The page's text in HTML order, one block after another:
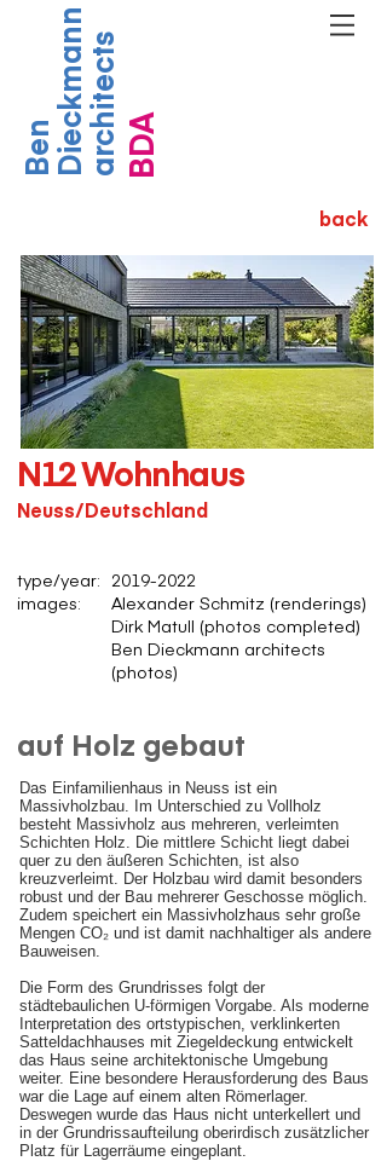
BenDieckmannarchitects BDA
back
N12 Wohnhaus
Neuss/Deutschland
type/year:
images:
2019-2022
Alexander Schmitz (renderings)
Dirk Matull (photos completed)
Ben Dieckmann architects
(photos)
auf Holz gebaut
Das Einfamilienhaus in Neuss ist ein
Massivholzbau. Im Unterschied zu Vollholz
besteht Massivholz aus mehreren, verleimten
Schichten Holz. Die mittlere Schicht liegt dabei
quer zu den äußeren Schichten, ist also
kreuzverleimt. Der Holzbau wird damit besonders
robust und der Bau mehrerer Geschosse möglich.
Zudem speichert ein Massivholzhaus sehr große
Mengen CO₂ und ist damit nachhaltiger als andere
Bauweisen.
Die Form des Grundrisses folgt der
städtebaulichen U-förmigen Vorgabe. Als moderne
Interpretation des ortstypischen, verklinkerten
Satteldachhauses mit Ziegeldeckung entwickelt
das Haus seine architektonische Umgebung
weiter. Eine besondere Herausforderung des Baus
war die Lage auf einem alten Römerlager.
Deswegen wurde das Haus nicht unterkellert und
in der Grundrissaufteilung oberirdisch zusätzlicher
Platz für Lagerräume eingeplant.